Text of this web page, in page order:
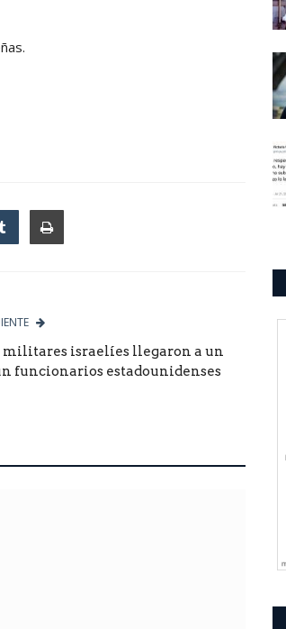
militares israelíes llegaron a un
funcionarios estadounidenses